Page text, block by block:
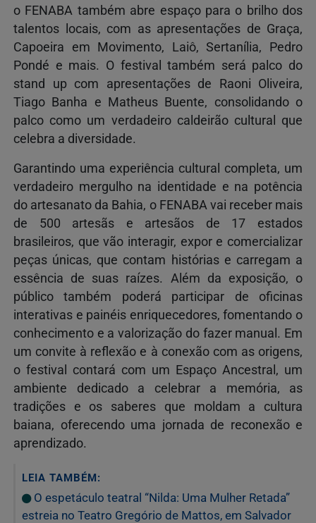
o FENABA também abre espaço para o brilho dos
talentos locais, com as apresentações de Graça,
Capoeira em Movimento, Laiô, Sertanília, Pedro
Pondé e mais. O festival também será palco do
stand up com apresentações de Raoni Oliveira,
Tiago Banha e Matheus Buente, consolidando o
palco como um verdadeiro caldeirão cultural que
celebra a diversidade.
Garantindo uma experiência cultural completa, um
verdadeiro mergulho na identidade e na potência
do artesanato da Bahia, o FENABA vai receber mais
de 500 artesãs e artesãos de 17 estados
brasileiros, que vão interagir, expor e comercializar
peças únicas, que contam histórias e carregam a
essência de suas raízes. Além da exposição, o
público também poderá participar de oficinas
interativas e painéis enriquecedores, fomentando o
conhecimento e a valorização do fazer manual. Em
um convite à reflexão e à conexão com as origens,
o festival contará com um Espaço Ancestral, um
ambiente dedicado a celebrar a memória, as
tradições e os saberes que moldam a cultura
baiana, oferecendo uma jornada de reconexão e
aprendizado.
LEIA TAMBÉM:
O espetáculo teatral “Nilda: Uma Mulher Retada”
estreia no Teatro Gregório de Mattos, em Salvador